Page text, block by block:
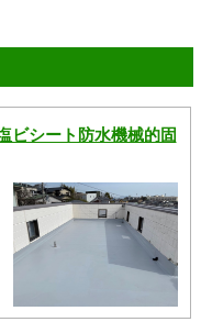
ビシート防水機械的固